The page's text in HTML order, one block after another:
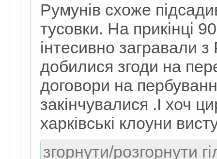
Румунів схоже
тусовки. На прикінці
інтесивно загравали
добилися згоди на
договори на
закінчувалися .І хоч
харківські клоуни
згорнути/розгорнути